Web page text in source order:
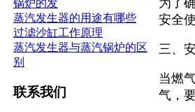
锅炉的发
蒸汽发生器的用途有哪些
过滤沙缸工作原理
蒸汽发生器与蒸汽锅炉的区
别
联系我们
为了
安全
三、
当燃
气，